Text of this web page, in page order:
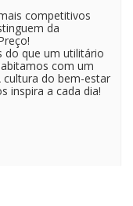
competitivos
da
do que um utilitário
com um
cultura do bem-estar
inspira a cada dia!